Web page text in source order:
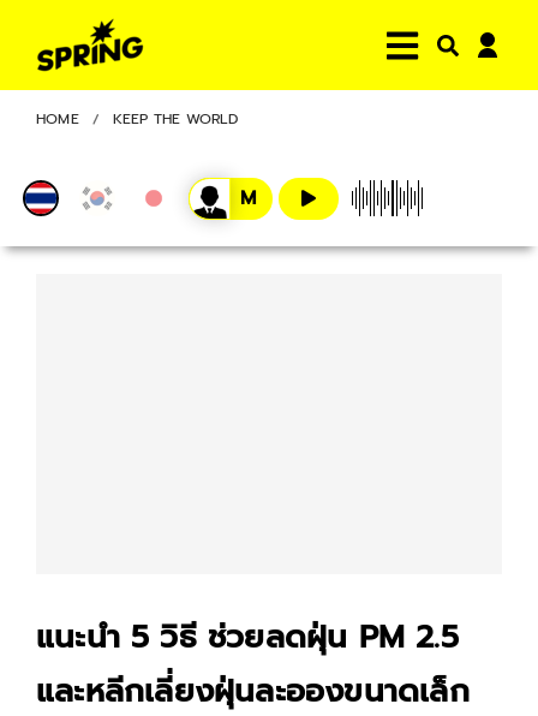
HOME KEEP THE WORLD
แนะนำ 5 วิธี ช่วยลดฝุ่น PM 2.5
และหลีกเลี่ยงฝุ่นละอองขนาดเล็ก